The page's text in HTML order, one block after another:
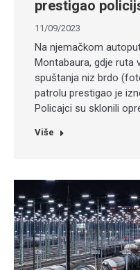
prestigao
11/09/2023
Na njemačkom
Montabaura, gdje ruta
spuštanja niz brdo
patrolu prestigao je
Policajci su sklonili
Više